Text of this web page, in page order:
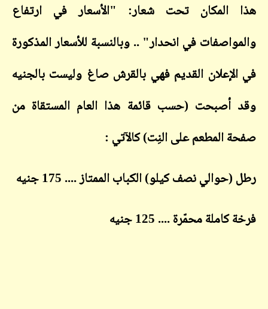
هذا المكان تحت شعار: "الأسعار في ارتفاع
والمواصفات في انحدار" .. وبالنسبة للأسعار المذكورة
في الإعلان القديم فهي بالقرش صاغ وليست بالجنيه
وقد أصبحت (حسب قائمة هذا العام المستقاة من
صفحة المطعم على النِت) كالآتي :
رطل (حوالي نصف كيلو) الكباب الممتاز .... 175 جنيه
فرخة كاملة محمّرة .... 125 جنيه